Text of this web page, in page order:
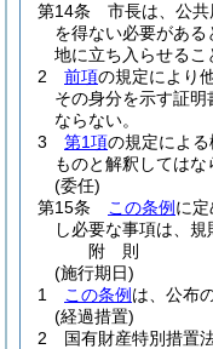
第14条
市長は、公
を得ない必要があ
地に立ち入らせるこ
2
前項の規定により
その身分を示す証
ならない。
3
第1項の規定によ
ものと解釈してはな
(委任)
第15条
この条例 に定
し必要な事項は、規
附 則
(施行期日)
1
この条例 は、公布
(経過措置)
2
国有財産特別措置